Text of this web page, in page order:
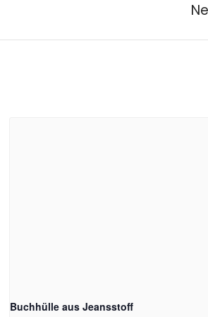
Buchhülle aus Jeansstoff